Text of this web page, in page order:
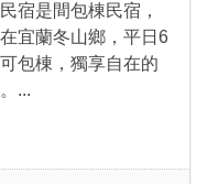
宿是間包棟民宿，
宜蘭冬山鄉，平日6
包棟，獨享自在的
...